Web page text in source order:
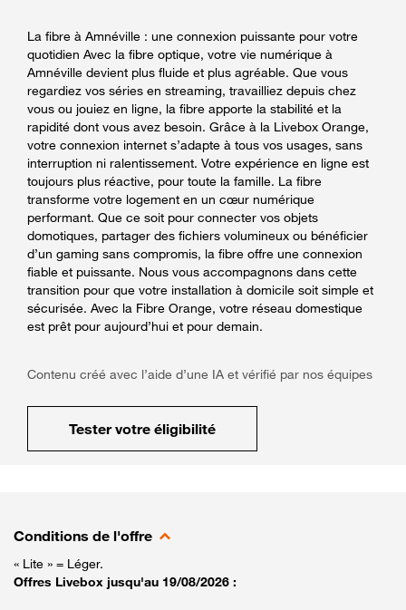
La fibre à Amnéville : une connexion puissante pour votre
quotidien Avec la fibre optique, votre vie numérique à
Amnéville devient plus fluide et plus agréable. Que vous
regardiez vos séries en streaming, travailliez depuis chez
vous ou jouiez en ligne, la fibre apporte la stabilité et la
rapidité dont vous avez besoin. Grâce à la Livebox Orange,
votre connexion internet s’adapte à tous vos usages, sans
interruption ni ralentissement. Votre expérience en ligne est
toujours plus réactive, pour toute la famille. La fibre
transforme votre logement en un cœur numérique
performant. Que ce soit pour connecter vos objets
domotiques, partager des fichiers volumineux ou bénéficier
d’un gaming sans compromis, la fibre offre une connexion
fiable et puissante. Nous vous accompagnons dans cette
transition pour que votre installation à domicile soit simple et
sécurisée. Avec la Fibre Orange, votre réseau domestique
est prêt pour aujourd’hui et pour demain.
Contenu créé avec l’aide d’une IA et vérifié par nos équipes
Tester votre éligibilité
Conditions de l'offre
« Lite » = Léger.
Offres Livebox jusqu'au 19/08/2026 :